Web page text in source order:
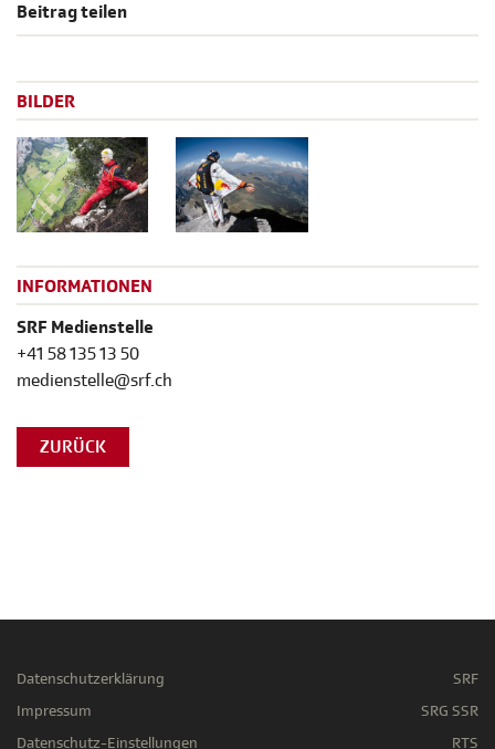
Beitrag teilen
BILDER
INFORMATIONEN
SRF Medienstelle
+41 58 135 13 50
medienstelle@srf.ch
ZURÜCK
Datenschutzerklärung
Impressum
Datenschutz-Einstellungen
SRF
SRG SSR
RTS